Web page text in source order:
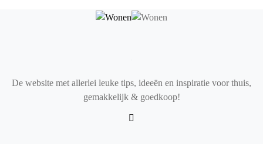
De website met allerlei leuke tips, ideeën en inspiratie voor thuis,
gemakkelijk & goedkoop!